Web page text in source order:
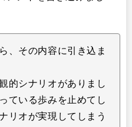
、その内容に引き込ま
的シナリオがありまし
ている歩みを止めてし
リオが実現してしまう